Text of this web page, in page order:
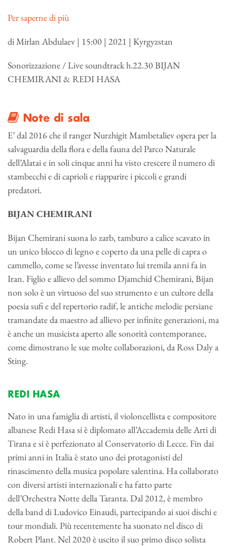
Per saperne di più
di Mirlan Abdulaev | 15:00 | 2021 | Kyrgyzstan
Sonorizzazione / Live soundtrack h.22.30 BIJAN
CHEMIRANI & REDI HASA
Note di sala
E’ dal 2016 che il ranger Nurzhigit Mambetaliev opera per la
salvaguardia della flora e della fauna del Parco Naturale
dell’Alatai e in soli cinque anni ha visto crescere il numero di
stambecchi e di caprioli e riapparire i piccoli e grandi
predatori.
BIJAN CHEMIRANI
Bijan Chemirani suona lo zarb, tamburo a calice scavato in
un unico blocco di legno e coperto da una pelle di capra o
cammello, come se l’avesse inventato lui tremila anni fa in
Iran. Figlio e allievo del sommo Djamchid Chemirani, Bijan
non solo è un virtuoso del suo strumento e un cultore della
poesia sufi e del repertorio radif, le antiche melodie persiane
tramandate da maestro ad allievo per infinite generazioni, ma
è anche un musicista aperto alle sonorità contemporanee,
come dimostrano le sue molte collaborazioni, da Ross Daly a
Sting.
REDI HASA
Nato in una famiglia di artisti, il violoncellista e compositore
albanese Redi Hasa si è diplomato all’Accademia delle Arti di
Tirana e si è perfezionato al Conservatorio di Lecce. Fin dai
primi anni in Italia è stato uno dei protagonisti del
rinascimento della musica popolare salentina. Ha collaborato
con diversi artisti internazionali e ha fatto parte
dell’Orchestra Notte della Taranta. Dal 2012, è membro
della band di Ludovico Einaudi, partecipando ai suoi dischi e
tour mondiali. Più recentemente ha suonato nel disco di
Robert Plant. Nel 2020 è uscito il suo primo disco solista